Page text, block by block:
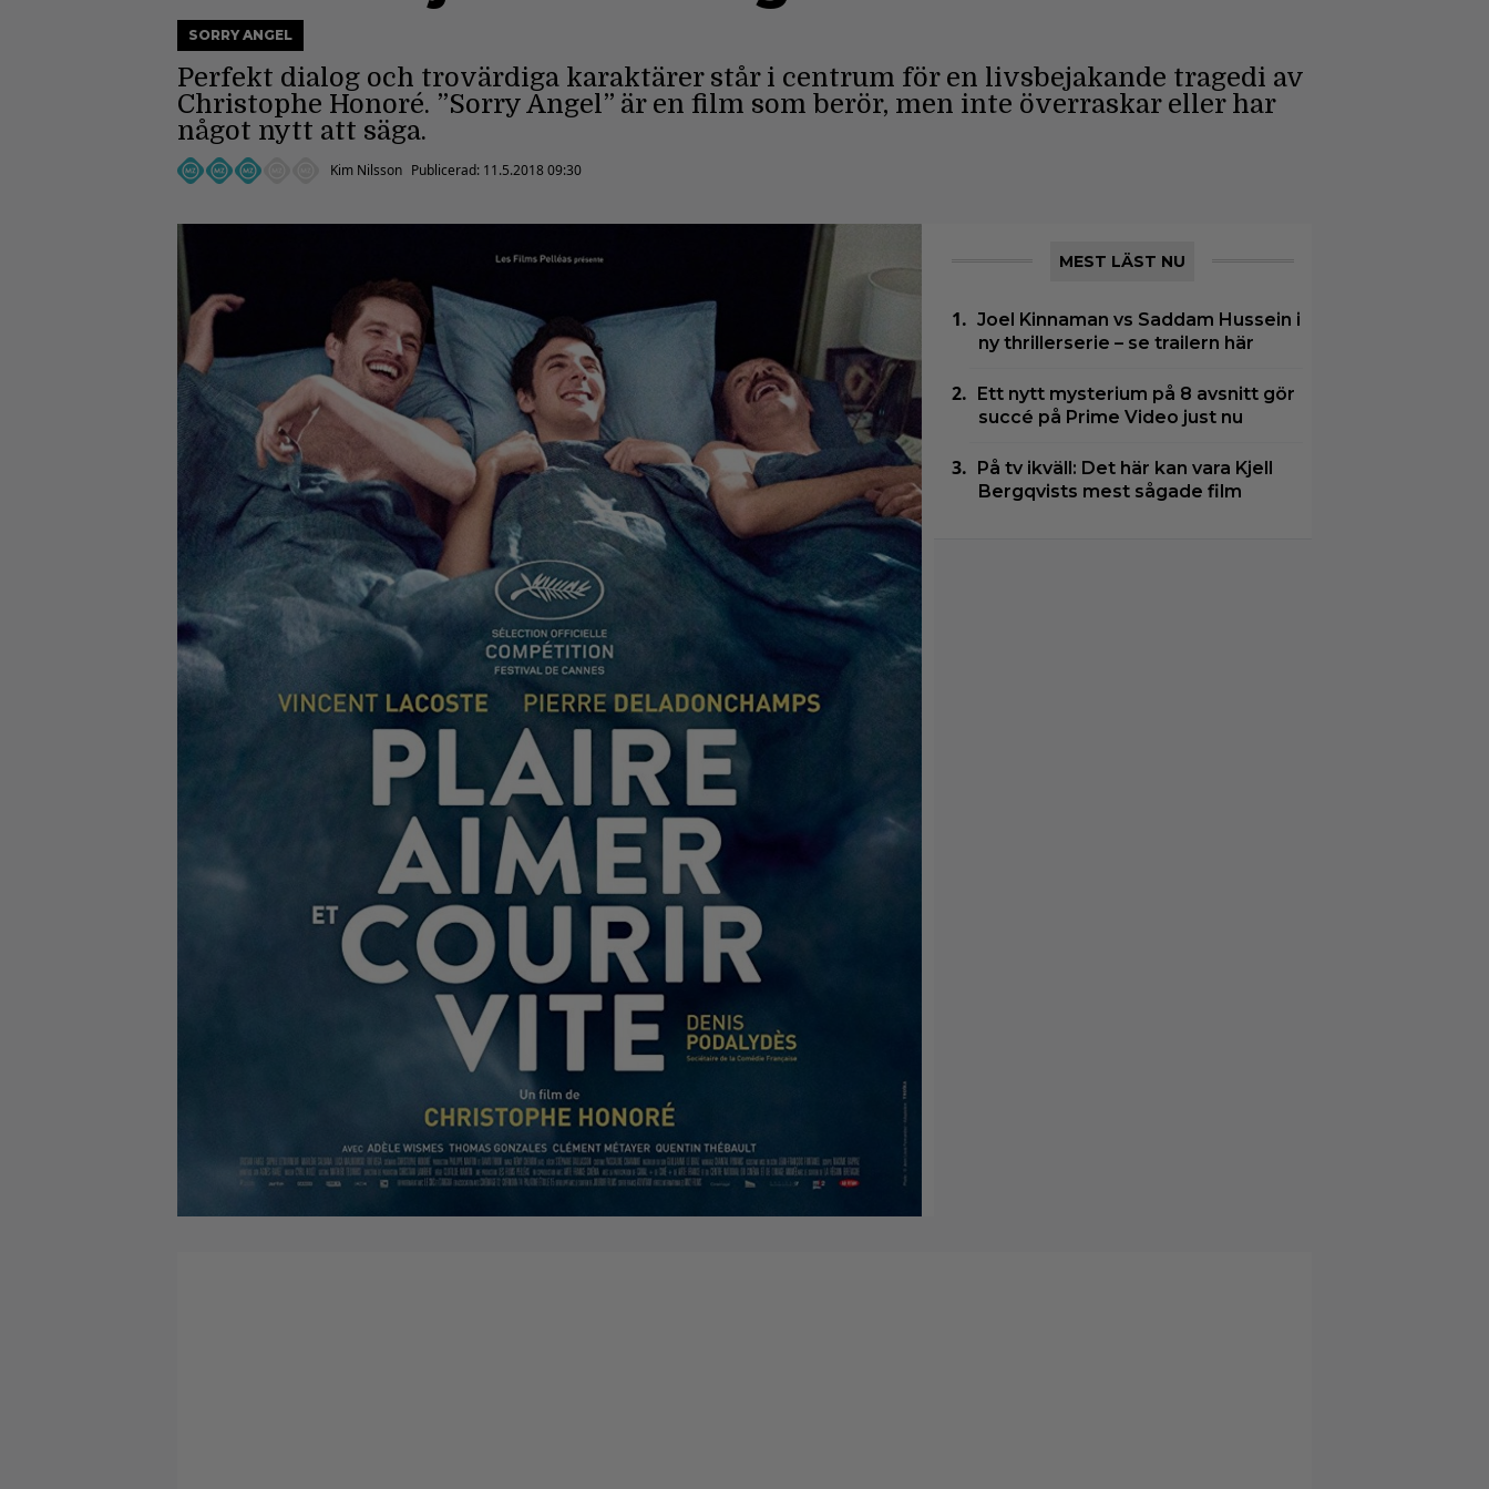
SORRY ANGEL
Perfekt dialog och trovärdiga karaktärer står i centrum för en livsbejakande tragedi av
Christophe Honoré. ”Sorry Angel” är en film som berör, men inte överraskar eller har
något nytt att säga.
Kim Nilsson Publicerad: 11.5.2018 09:30
MEST LÄST NU
Joel Kinnaman vs Saddam Hussein i
ny thrillerserie – se trailern här
Ett nytt mysterium på 8 avsnitt gör
succé på Prime Video just nu
På tv ikväll: Det här kan vara Kjell
Bergqvists mest sågade film